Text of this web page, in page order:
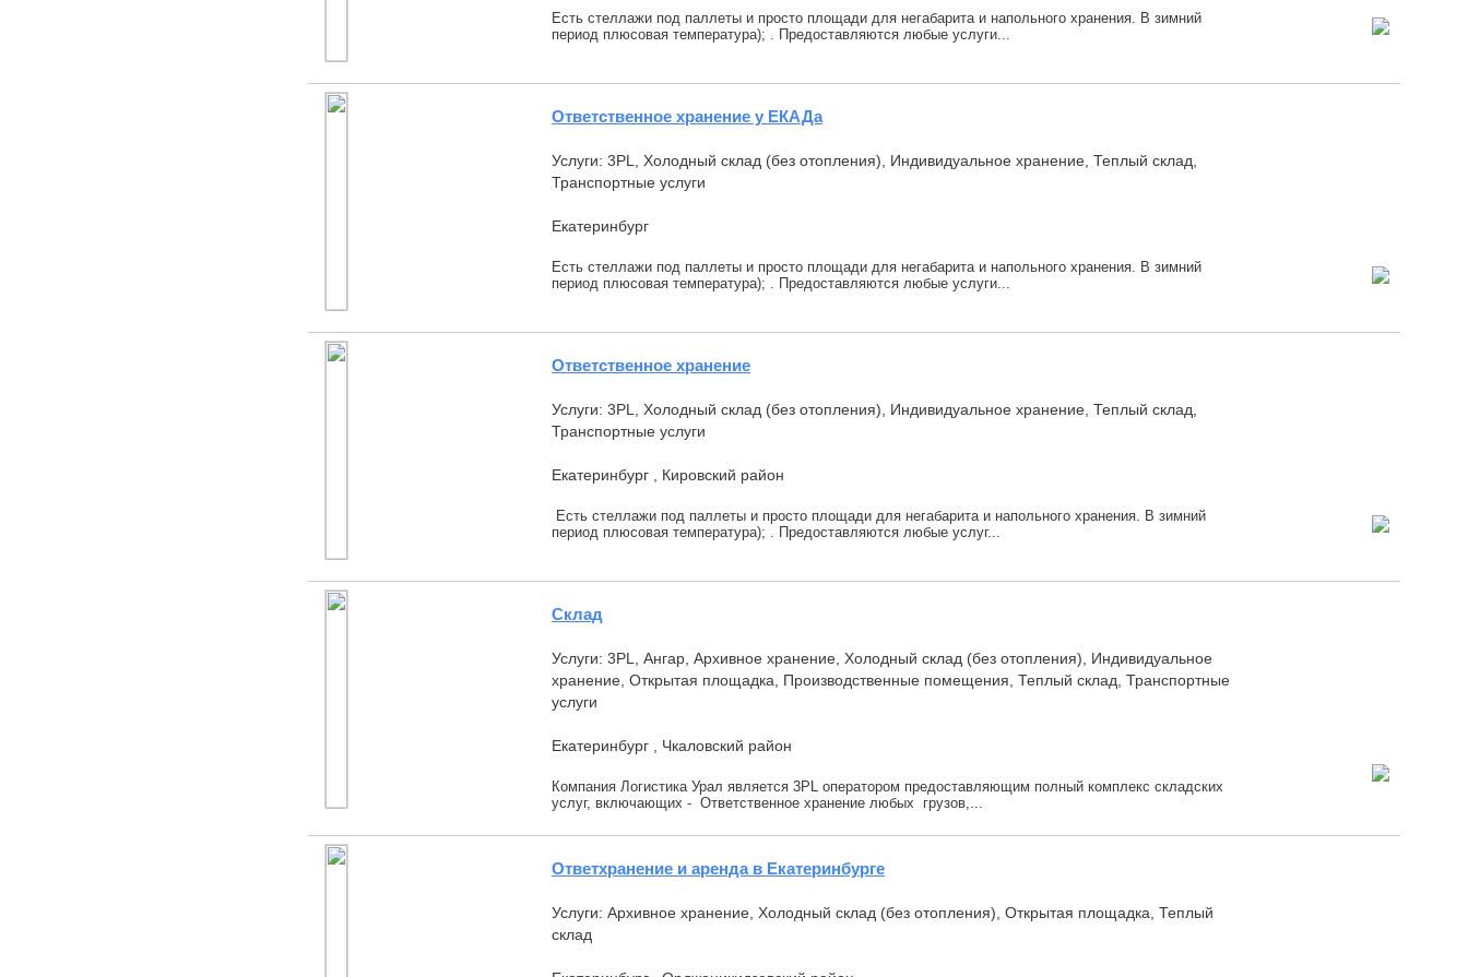
Есть стеллажи под паллеты и просто площади для негабарита и напольного хранения. В зимний
период плюсовая температура); . Предоставляются любые услуги...
Ответственное хранение у ЕКАДа
Услуги: 3PL, Холодный склад (без отопления), Индивидуальное хранение, Теплый склад,
Транспортные услуги
Екатеринбург
Есть стеллажи под паллеты и просто площади для негабарита и напольного хранения. В зимний
период плюсовая температура); . Предоставляются любые услуги...
Ответственное хранение
Услуги: 3PL, Холодный склад (без отопления), Индивидуальное хранение, Теплый склад,
Транспортные услуги
Екатеринбург , Кировский район
Есть стеллажи под паллеты и просто площади для негабарита и напольного хранения. В зимний
период плюсовая температура); . Предоставляются любые услуг...
Склад
Услуги: 3PL, Ангар, Архивное хранение, Холодный склад (без отопления), Индивидуальное
хранение, Открытая площадка, Производственные помещения, Теплый склад, Транспортные
услуги
Екатеринбург , Чкаловский район
Компания Логистика Урал является 3PL оператором предоставляющим полный комплекс складских
услуг, включающих - Ответственное хранение любых грузов,...
Ответхранение и аренда в Екатеринбурге
Услуги: Архивное хранение, Холодный склад (без отопления), Открытая площадка, Теплый
склад